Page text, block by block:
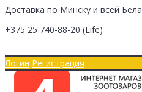
Доставка по Минску и всей
+375 25 740-88-20 (Life)
Логин Регистрация